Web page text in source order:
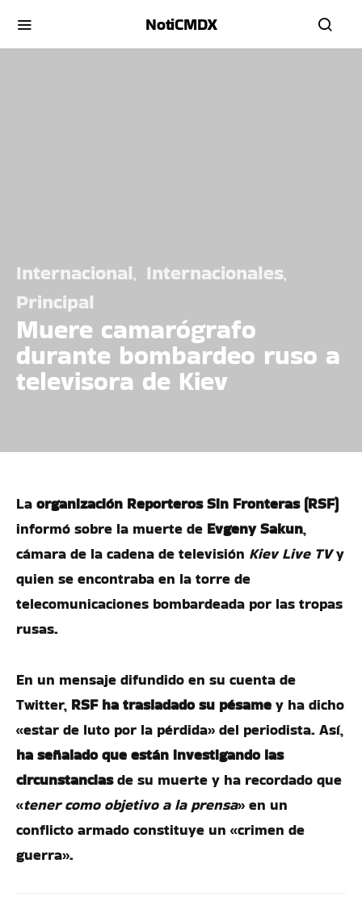
NotiCMDX
Internacional Internacionales
Principal
Muere camarógrafo
durante bombardeo ruso a
televisora de Kiev
La organización Reporteros Sin Fronteras (RSF)
informó sobre la muerte de Evgeny Sakun,
cámara de la cadena de televisión Kiev Live TVy
quien se encontraba en la torre de
telecomunicaciones bombardeada por las tropas
rusas.
En un mensaje difundido en su cuenta de
Twitter, RSF ha trasladado su pésame y ha dicho
«estar de luto por la pérdida» del periodista. Así,
ha señalado que están investigando las
circunstanciasde su muerte y ha recordado que
«tener como objetivo a la prensa» en un
conflicto armado constituye un «crimen de
guerra».